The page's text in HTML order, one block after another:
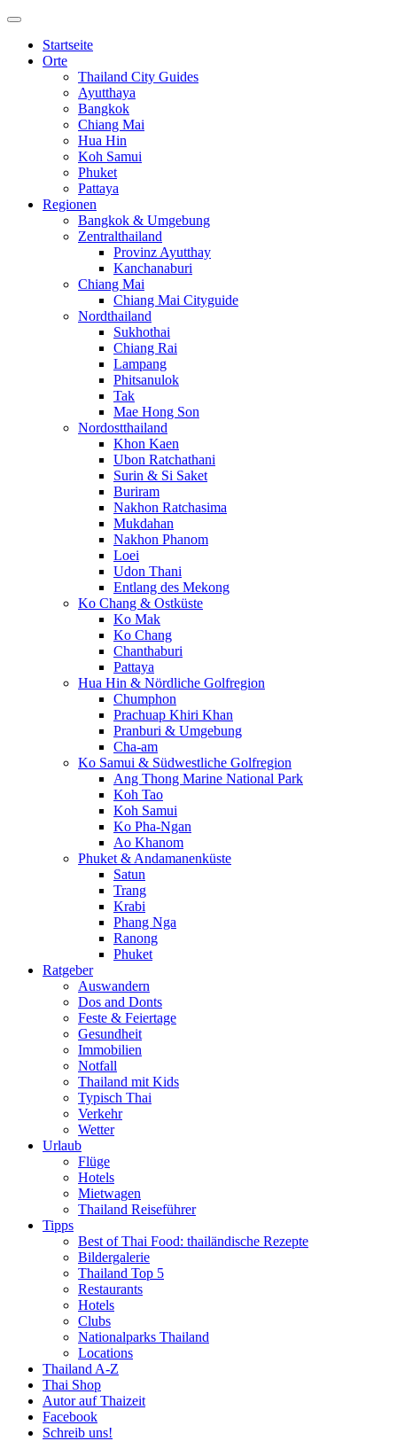
Startseite
Orte
Thailand City Guides
Ayutthaya
Bangkok
Chiang Mai
Hua Hin
Koh Samui
Phuket
Pattaya
Regionen
Bangkok & Umgebung
Zentralthailand
Provinz Ayutthay
Kanchanaburi
Chiang Mai
Chiang Mai Cityguide
Nordthailand
Sukhothai
Chiang Rai
Lampang
Phitsanulok
Tak
Mae Hong Son
Nordostthailand
Khon Kaen
Ubon Ratchathani
Surin & Si Saket
Buriram
Nakhon Ratchasima
Mukdahan
Nakhon Phanom
Loei
Udon Thani
Entlang des Mekong
Ko Chang & Ostküste
Ko Mak
Ko Chang
Chanthaburi
Pattaya
Hua Hin & Nördliche Golfregion
Chumphon
Prachuap Khiri Khan
Pranburi & Umgebung
Cha-am
Ko Samui & Südwestliche Golfregion
Ang Thong Marine National Park
Koh Tao
Koh Samui
Ko Pha-Ngan
Ao Khanom
Phuket & Andamanenküste
Satun
Trang
Krabi
Phang Nga
Ranong
Phuket
Ratgeber
Auswandern
Dos and Donts
Feste & Feiertage
Gesundheit
Immobilien
Notfall
Thailand mit Kids
Typisch Thai
Verkehr
Wetter
Urlaub
Flüge
Hotels
Mietwagen
Thailand Reiseführer
Tipps
Best of Thai Food: thailändische Rezepte
Bildergalerie
Thailand Top 5
Restaurants
Hotels
Clubs
Nationalparks Thailand
Locations
Thailand A-Z
Thai Shop
Autor auf Thaizeit
Facebook
Schreib uns!